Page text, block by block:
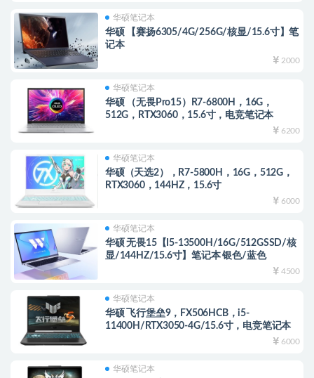
华硕笔记本
华硕 【赛扬6305/4G/256G/核显/15.6寸】笔
记本
2000
华硕笔记本
华硕 （无畏Pro15）R7-6800H，16G，
512G，RTX3060，15.6寸，电竞笔记本
6200
华硕笔记本
华硕（天选2），R7-5800H，16G，512G，
RTX3060，144HZ，15.6寸
6000
华硕笔记本
华硕 无畏15【I5-13500H/16G/512GSSD/核
显/144HZ/15.6寸】笔记本 银色/蓝色
4500
华硕笔记本
华硕 飞行堡垒9，FX506HCB，i5-
11400H/RTX3050-4G/15.6寸，电竞笔记本
6000
华硕笔记本